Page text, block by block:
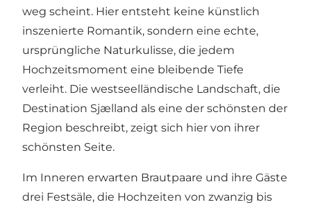
weg scheint. Hier entsteht keine künstlich
inszenierte Romantik, sondern eine echte,
ursprüngliche Naturkulisse, die jedem
Hochzeitsmoment eine bleibende Tiefe
verleiht. Die westseelländische Landschaft, die
Destination Sjælland als eine der schönsten der
Region beschreibt, zeigt sich hier von ihrer
schönsten Seite.
Im Inneren erwarten Brautpaare und ihre Gäste
drei Festsäle, die Hochzeiten von zwanzig bis